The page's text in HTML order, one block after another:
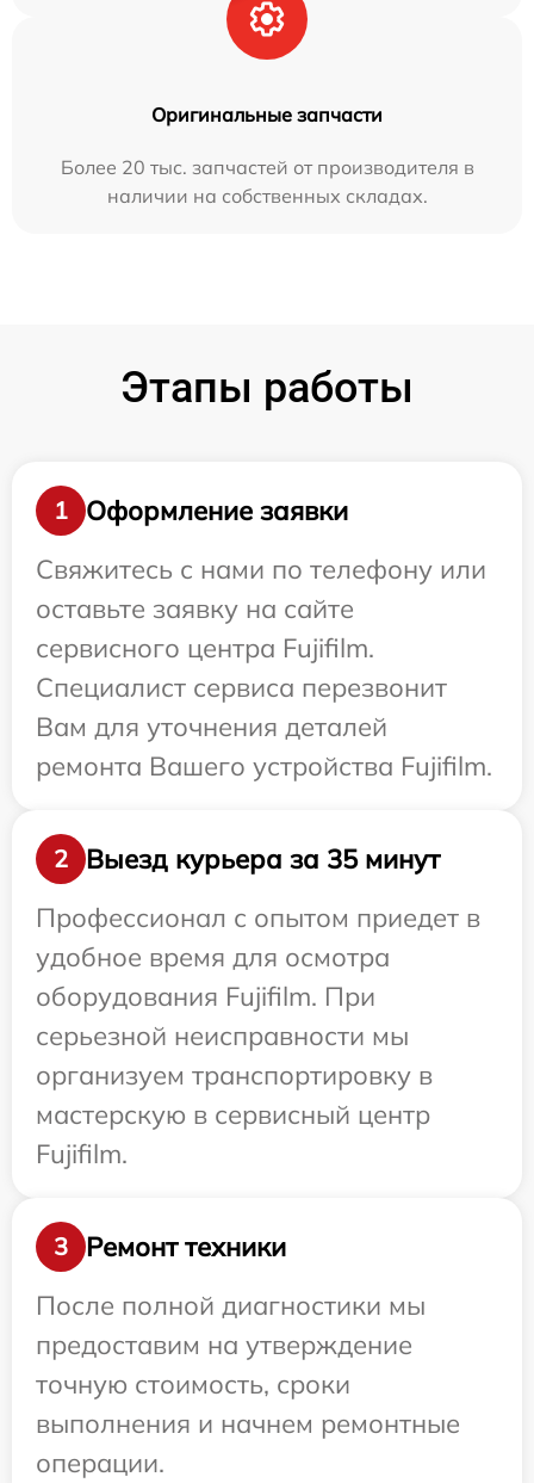
Оригинальные запчасти
Более 20 тыс. запчастей от производителя в
наличии на собственных складах.
Этапы работы
1
Оформление заявки
Свяжитесь с нами по телефону или
оставьте заявку на сайте
сервисного центра Fujifilm.
Специалист сервиса перезвонит
Вам для уточнения деталей
ремонта Вашего устройства Fujifilm.
2
Выезд курьера за 35 минут
Профессионал с опытом приедет в
удобное время для осмотра
оборудования Fujifilm. При
серьезной неисправности мы
организуем транспортировку в
мастерскую в сервисный центр
Fujifilm.
3
Ремонт техники
После полной диагностики мы
предоставим на утверждение
точную стоимость, сроки
выполнения и начнем ремонтные
операции.